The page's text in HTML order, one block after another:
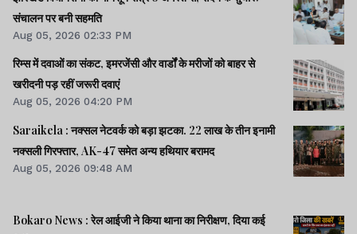
संचालन पर बनी सहमति
Aug 05, 2026 02:33 PM
रिम्स में दवाओं का संकट, इमरजेंसी और वार्डों के मरीजों को बाहर से
खरीदनी पड़ रहीं जरूरी दवाएं
Aug 05, 2026 04:20 PM
Saraikela : नक्सल नेटवर्क को बड़ा झटका. 22 लाख के तीन इनामी
नक्सली गिरफ्तार, AK-47 समेत अन्य हथियार बरामद
Aug 05, 2026 09:48 AM
Bokaro News : रेल आईजी ने किया थाना का निरीक्षण, दिया कई